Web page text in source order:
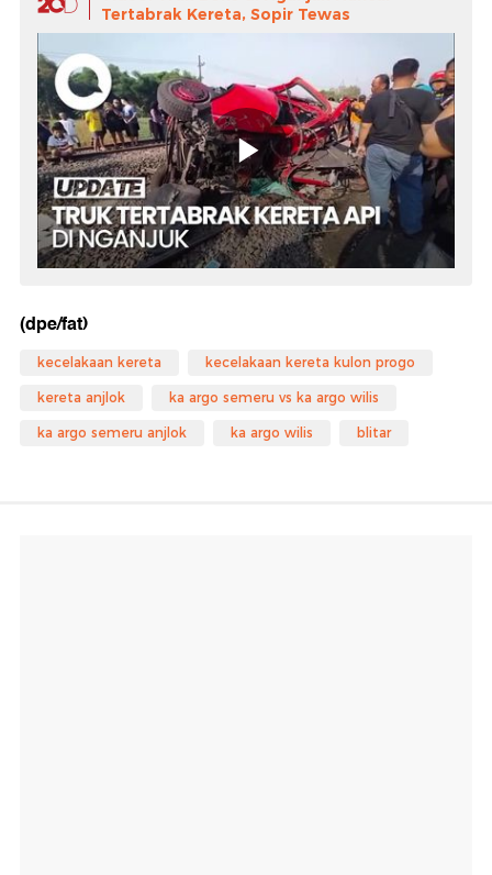
Tertabrak Kereta, Sopir Tewas
(dpe/fat)
kecelakaan kereta kecelakaan kereta kulon progo
kereta anjlok ka argo semeru vs ka argo wilis
ka argo semeru anjlok ka argo wilis blitar